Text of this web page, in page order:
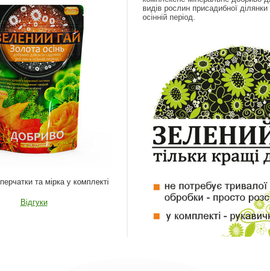
перчатки та мірка у комплекті
Відгуки
видів рослин присадибної ділянки
осінній період.